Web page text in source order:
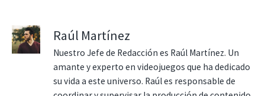
Raúl Martínez
Nuestro Jefe de Redacción es Raúl Martínez. Un
amante y experto en videojuegos que ha dedicado
su vida a este universo. Raúl es responsable de